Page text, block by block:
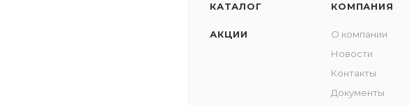
КАТАЛОГ
АКЦИИ
КОМПАНИЯ
О компании
Новости
Контакты
Документы